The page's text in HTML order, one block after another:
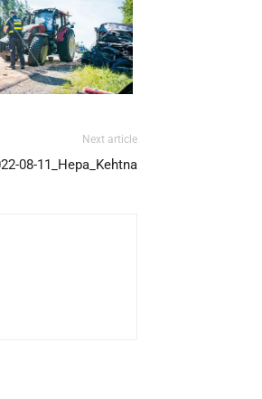
Next article
08-11_Hepa_Kehtna